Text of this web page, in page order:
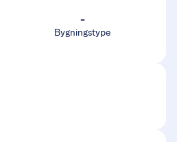
-
Bygningstype